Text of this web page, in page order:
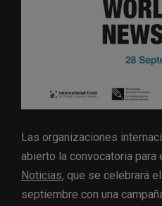
Las organizaciones
abierto la convocatoria para
Noticias, que se celebrará
septiembre con una